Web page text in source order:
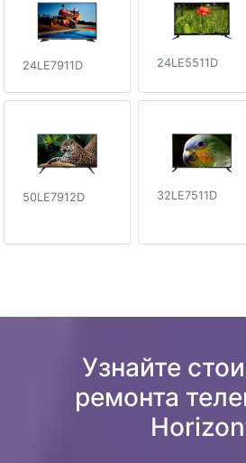
24LE7911D 24LE5511D
50LE7912D
32LE7511D
Узнайте
ремонта